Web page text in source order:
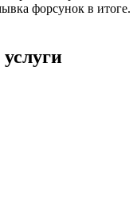
форсунок в итоге.